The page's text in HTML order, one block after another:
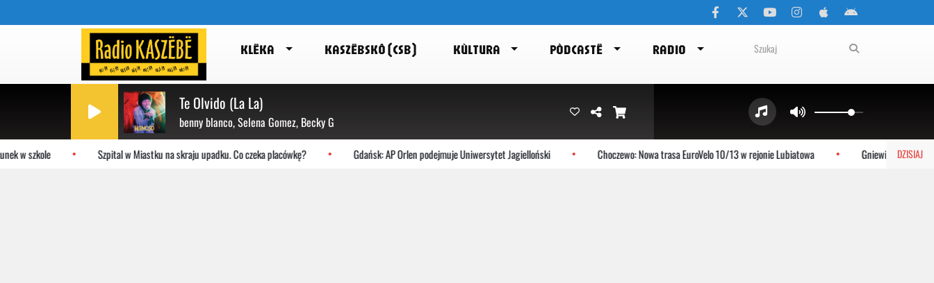
KLËKA KASZËBSKÔ (CSB) KÙLTURA PÒDCASTË RADIO
Te Olvido (La La)
benny blanco, Selena Gomez, Becky G
DZISIAJ
Szpital w Miastku na skraju upadku. Co czeka placówkę? Gdańsk: AP Orlen podejmuje Uniwersytet Jagielloński Choczewo: Nowa trasa EuroVelo 10/13 w rejonie Lubiatowa Gniewino: Stolem szykuje